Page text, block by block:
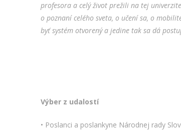
profesora a celý život prežili na tej
o poznaní celého sveta, o učení sa, o
byť systém otvorený a jedine tak sa dá
Výber z udalostí
• Poslanci a poslankyne Národnej rady